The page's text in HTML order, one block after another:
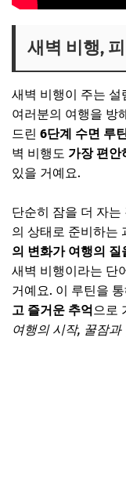
새벽 비행,
새벽 비행이 주는
여러분의 여행을 방
드린 6단계 수면 루
벽 비행도 가장 편안
있을 거예요.
단순히 잠을 더 자
의 상태로 준비하는
의 변화가 여행의
새벽 비행이라는 단
거예요. 이 루틴을
고 즐거운 추억 으로
여행의 시작, 꿀잠